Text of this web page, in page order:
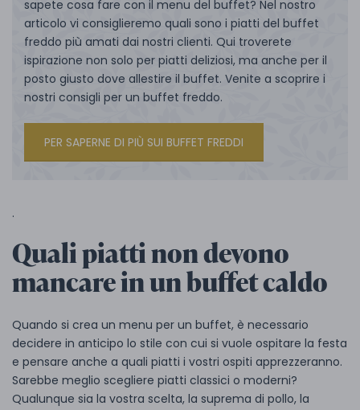
sapete cosa fare con il menu del buffet? Nel nostro
articolo vi consiglieremo quali sono i piatti del buffet
freddo più amati dai nostri clienti. Qui troverete
ispirazione non solo per piatti deliziosi, ma anche per il
posto giusto dove allestire il buffet. Venite a scoprire i
nostri consigli per un buffet freddo.
PER SAPERNE DI PIÙ SUI BUFFET FREDDI
.
Quali piatti non devono
mancare in un buffet caldo
Quando si crea un menu per un buffet, è necessario
decidere in anticipo lo stile con cui si vuole ospitare la festa
e pensare anche a quali piatti i vostri ospiti apprezzeranno.
Sarebbe meglio scegliere piatti classici o moderni?
Qualunque sia la vostra scelta, la suprema di pollo, la